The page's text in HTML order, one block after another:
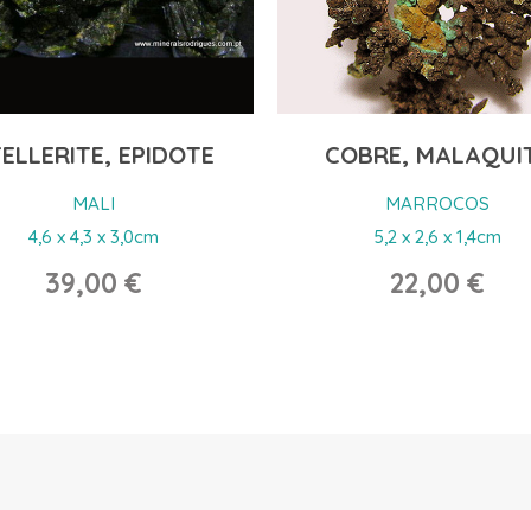
MALAQUITE
MARROCOS
5,2 x 2,6 x 1,4cm
22,00 €
ARFVEDSONITE
FELDESPATO
MALAVI
4,8 x 3,5 x 2,3cm